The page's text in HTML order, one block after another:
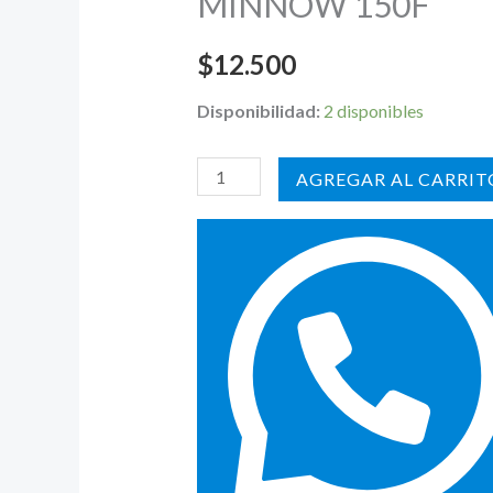
$12.500
Disponibilidad: 2 disponibles
AÑADIR AL